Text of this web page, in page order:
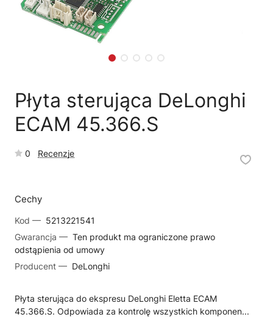
Płyta sterująca DeLonghi
ECAM 45.366.S
0 Recenzje
Cechy
Kod — 5213221541
Gwarancja — Ten produkt ma ograniczone prawo
odstąpienia od umowy
Producent — DeLonghi
Płyta sterująca do ekspresu DeLonghi Eletta ECAM
45.366.S. Odpowiada za kontrolę wszystkich komponen...
🗹Reklamacja naprawy